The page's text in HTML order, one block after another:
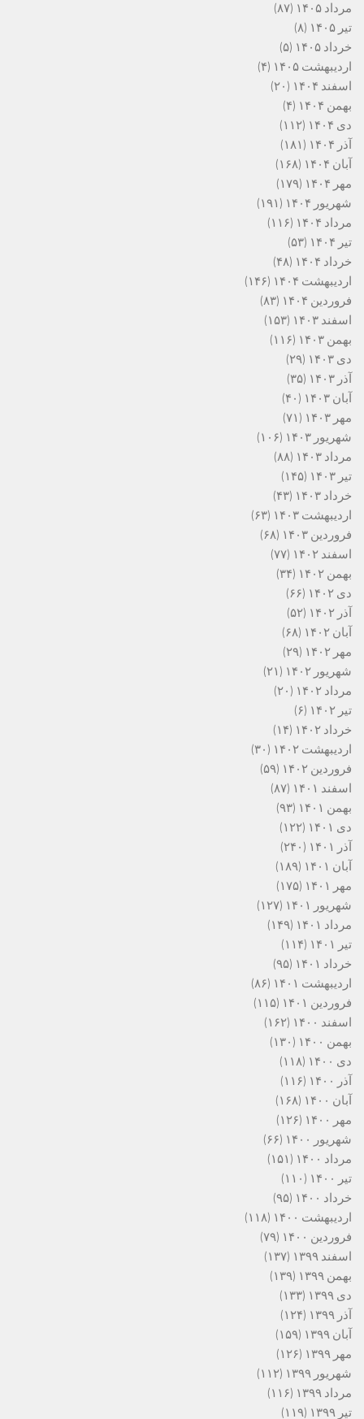
مرداد ۱۴۰۵
(۸۷)
تیر ۱۴۰۵
(۸)
خرداد ۱۴۰۵
(۵)
اردیبهشت ۱۴۰۵
(۴)
اسفند ۱۴۰۴
(۲۰)
بهمن ۱۴۰۴
(۴)
دی ۱۴۰۴
(۱۱۲)
آذر ۱۴۰۴
(۱۸۱)
آبان ۱۴۰۴
(۱۶۸)
مهر ۱۴۰۴
(۱۷۹)
شهریور ۱۴۰۴
(۱۹۱)
مرداد ۱۴۰۴
(۱۱۶)
تیر ۱۴۰۴
(۵۳)
خرداد ۱۴۰۴
(۴۸)
اردیبهشت ۱۴۰۴
(۱۴۶)
فروردین ۱۴۰۴
(۸۳)
اسفند ۱۴۰۳
(۱۵۳)
بهمن ۱۴۰۳
(۱۱۶)
دی ۱۴۰۳
(۲۹)
آذر ۱۴۰۳
(۳۵)
آبان ۱۴۰۳
(۴۰)
مهر ۱۴۰۳
(۷۱)
شهریور ۱۴۰۳
(۱۰۶)
مرداد ۱۴۰۳
(۸۸)
تیر ۱۴۰۳
(۱۴۵)
خرداد ۱۴۰۳
(۴۳)
اردیبهشت ۱۴۰۳
(۶۳)
فروردین ۱۴۰۳
(۶۸)
اسفند ۱۴۰۲
(۷۷)
بهمن ۱۴۰۲
(۳۴)
دی ۱۴۰۲
(۶۶)
آذر ۱۴۰۲
(۵۲)
آبان ۱۴۰۲
(۶۸)
مهر ۱۴۰۲
(۲۹)
شهریور ۱۴۰۲
(۲۱)
مرداد ۱۴۰۲
(۲۰)
تیر ۱۴۰۲
(۶)
خرداد ۱۴۰۲
(۱۴)
اردیبهشت ۱۴۰۲
(۳۰)
فروردین ۱۴۰۲
(۵۹)
اسفند ۱۴۰۱
(۸۷)
بهمن ۱۴۰۱
(۹۳)
دی ۱۴۰۱
(۱۲۲)
آذر ۱۴۰۱
(۲۴۰)
آبان ۱۴۰۱
(۱۸۹)
مهر ۱۴۰۱
(۱۷۵)
شهریور ۱۴۰۱
(۱۲۷)
مرداد ۱۴۰۱
(۱۴۹)
تیر ۱۴۰۱
(۱۱۴)
خرداد ۱۴۰۱
(۹۵)
اردیبهشت ۱۴۰۱
(۸۶)
فروردین ۱۴۰۱
(۱۱۵)
اسفند ۱۴۰۰
(۱۶۲)
بهمن ۱۴۰۰
(۱۳۰)
دی ۱۴۰۰
(۱۱۸)
آذر ۱۴۰۰
(۱۱۶)
آبان ۱۴۰۰
(۱۶۸)
مهر ۱۴۰۰
(۱۲۶)
شهریور ۱۴۰۰
(۶۶)
مرداد ۱۴۰۰
(۱۵۱)
تیر ۱۴۰۰
(۱۱۰)
خرداد ۱۴۰۰
(۹۵)
اردیبهشت ۱۴۰۰
(۱۱۸)
فروردین ۱۴۰۰
(۷۹)
اسفند ۱۳۹۹
(۱۳۷)
بهمن ۱۳۹۹
(۱۳۹)
دی ۱۳۹۹
(۱۳۳)
آذر ۱۳۹۹
(۱۲۴)
آبان ۱۳۹۹
(۱۵۹)
مهر ۱۳۹۹
(۱۲۶)
شهریور ۱۳۹۹
(۱۱۲)
مرداد ۱۳۹۹
(۱۱۶)
تیر ۱۳۹۹
(۱۱۹)